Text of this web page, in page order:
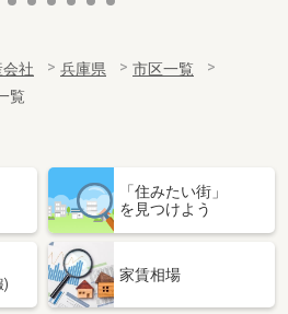
社 兵庫県
市区一覧
覧
「住みたい街」
を見つけよう
)
家賃相場